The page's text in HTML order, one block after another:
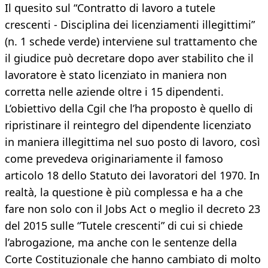
Il quesito sul “Contratto di lavoro a tutele
crescenti - Disciplina dei licenziamenti illegittimi”
(n. 1 schede verde) interviene sul trattamento che
il giudice può decretare dopo aver stabilito che il
lavoratore è stato licenziato in maniera non
corretta nelle aziende oltre i 15 dipendenti.
L’obiettivo della Cgil che l’ha proposto è quello di
ripristinare il reintegro del dipendente licenziato
in maniera illegittima nel suo posto di lavoro, così
come prevedeva originariamente il famoso
articolo 18 dello Statuto dei lavoratori del 1970. In
realtà, la questione è più complessa e ha a che
fare non solo con il Jobs Act o meglio il decreto 23
del 2015 sulle “Tutele crescenti” di cui si chiede
l’abrogazione, ma anche con le sentenze della
Corte Costituzionale che hanno cambiato di molto